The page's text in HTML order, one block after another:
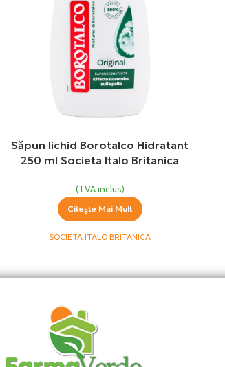
Săpun lichid Borotalco Hidratant
250 ml Societa Italo Britanica
(TVA inclus)
Citește Mai Mult
SOCIETA ITALO BRITANICA